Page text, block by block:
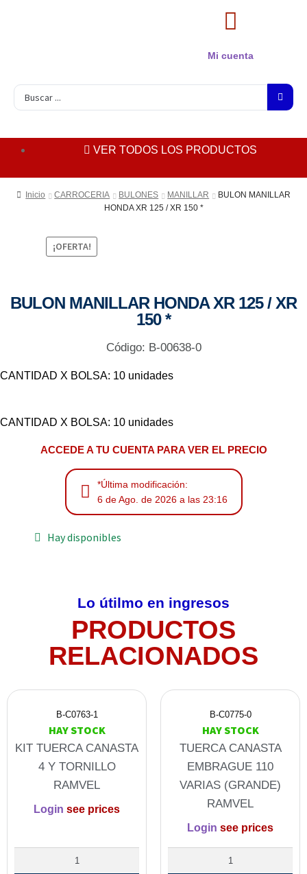
Mi cuenta
VER TODOS LOS PRODUCTOS
Inicio CARROCERIA BULONES MANILLAR
BULON MANILLAR
HONDA XR 125 / XR 150 *
¡OFERTA!
BULON MANILLAR HONDA XR 125 / XR
150 *
Código: B-00638-0
CANTIDAD X BOLSA: 10 unidades
CANTIDAD X BOLSA: 10 unidades
ACCEDE A TU CUENTA PARA VER EL PRECIO
*Última modificación:
6 de Ago. de 2026 a las 23:16
Hay disponibles
Lo útilmo en ingresos
PRODUCTOS
RELACIONADOS
B-C0763-1
HAY STOCK
KIT TUERCA CANASTA
4 Y TORNILLO
RAMVEL
Login see prices
B-C0775-0
HAY STOCK
TUERCA CANASTA
EMBRAGUE 110
VARIAS (GRANDE)
RAMVEL
Login see prices